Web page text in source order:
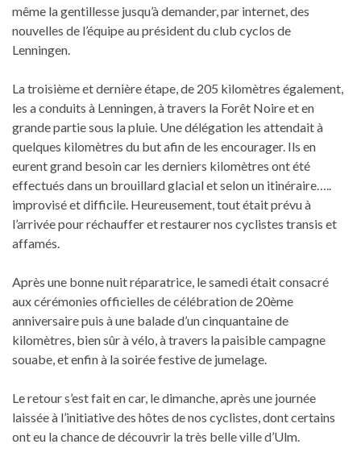
même la gentillesse jusqu’à demander, par internet, des
nouvelles de l’équipe au président du club cyclos de
Lenningen.
La troisième et dernière étape, de 205 kilomètres également,
les a conduits à Lenningen, à travers la Forêt Noire et en
grande partie sous la pluie. Une délégation les attendait à
quelques kilomètres du but afin de les encourager. Ils en
eurent grand besoin car les derniers kilomètres ont été
effectués dans un brouillard glacial et selon un itinéraire…..
improvisé et difficile. Heureusement, tout était prévu à
l’arrivée pour réchauffer et restaurer nos cyclistes transis et
affamés.
Après une bonne nuit réparatrice, le samedi était consacré
aux cérémonies officielles de célébration de 20ème
anniversaire puis à une balade d’un cinquantaine de
kilomètres, bien sûr à vélo, à travers la paisible campagne
souabe, et enfin à la soirée festive de jumelage.
Le retour s’est fait en car, le dimanche, après une journée
laissée à l’initiative des hôtes de nos cyclistes, dont certains
ont eu la chance de découvrir la très belle ville d’Ulm.